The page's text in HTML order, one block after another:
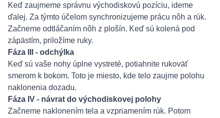
Keď zaujmeme správnu východiskovú pozíciu, ideme
ďalej. Za týmto účelom synchronizujeme prácu nôh a rúk.
Začneme odtláčaním nôh z plošín. Keď sú kolená pod
zápästím, priložíme ruky.
Fáza III - odchýlka
Keď sú vaše nohy úplne vystreté, potiahnite rukoväť
smerom k bokom. Toto je miesto, kde telo zaujme polohu
naklonenia dozadu.
Fáza IV - návrat do východiskovej polohy
Začneme naklonením tela a vzpriamením rúk. Potom